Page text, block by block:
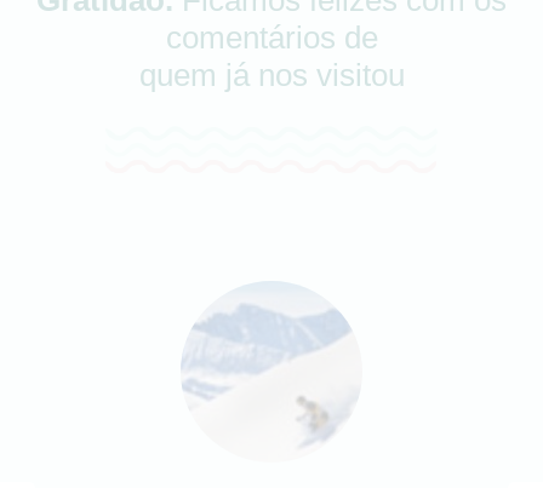
comentários de
quem já nos visitou